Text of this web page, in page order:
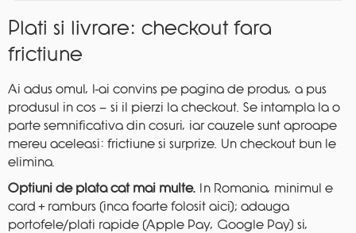
Plati si livrare: checkout fara
frictiune
Ai adus omul, l-ai convins pe pagina de produs, a pus
produsul in cos — si il pierzi la checkout. Se intampla la o
parte semnificativa din cosuri, iar cauzele sunt aproape
mereu aceleasi: frictiune si surprize. Un checkout bun le
elimina.
Optiuni de plata cat mai multe. In Romania, minimul e
card + ramburs (inca foarte folosit aici); adauga
portofele/plati rapide (Apple Pay, Google Pay) si,